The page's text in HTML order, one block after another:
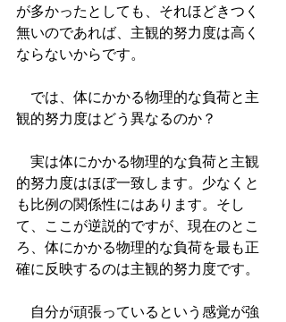
が多かったとしても、それほどきつく
無いのであれば、主観的努力度は高く
ならないからです。
では、体にかかる物理的な負荷と主
観的努力度はどう異なるのか？
実は体にかかる物理的な負荷と主観
的努力度はほぼ一致します。少なくと
も比例の関係性にはあります。そし
て、ここが逆説的ですが、現在のとこ
ろ、体にかかる物理的な負荷を最も正
確に反映するのは主観的努力度です。
自分が頑張っているという感覚が強